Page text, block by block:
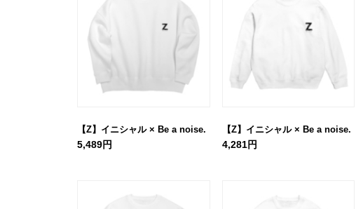
【Z】イニシャル × Be a noise.
5,489円
【Z】イニシャル × Be a noise.
4,281円